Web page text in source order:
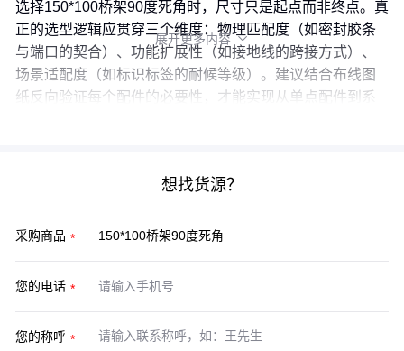
选择150*100桥架90度死角时，尺寸只是起点而非终点。真
正的选型逻辑应贯穿三个维度：物理匹配度（如密封胶条
与端口的契合）、功能扩展性（如接地线的跨接方式）、
场景适配度（如标识标签的耐候等级）。建议结合布线图
纸反向验证每个配件的必要性，才能实现从单点配件到系
展开更多内容 
想找货源？
采购商品
您的电话
您的称呼